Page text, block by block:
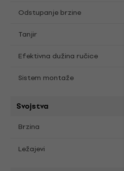
Odstupanje brzine
Tanjir
Efektivna dužina ručice
Sistem montaže
Svojstva
Brzina
Ležajevi